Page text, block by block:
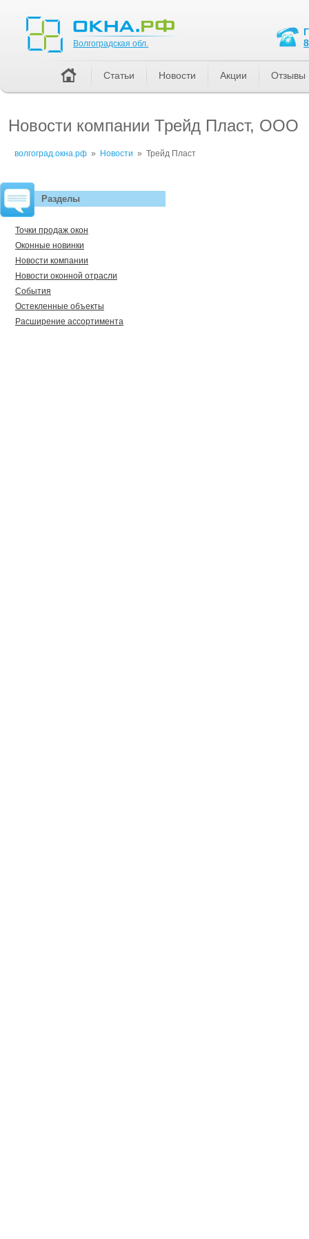
Новости компании Трейд Пласт, ООО
волгоград.окна.рф » Новости » Трейд Пласт
Разделы
Точки продаж окон
Оконные новинки
Новости компании
Новости оконной отрасли
События
Остекленные объекты
Расширение ассортимента
Волгоградская обл.
Статьи Новости Акции Отзывы